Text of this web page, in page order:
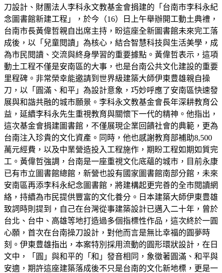
刀設計、財團法人李科永文教基金會捐建的「台南市李科永紀
念圖書館新建工程」，於今（16）日上午舉辦開工動土典禮，
台南市長黃偉哲親自出席主持，盼這座全新圖書館未來完工落
成後，以「兒童閱讀」為核心，結合智慧科技與生活美學，成
為市民閱讀、交流與終身學習的重要據點。黃偉哲表示，這項
動土工程不僅是安南區的大事，也是台南公共文化建設的重要
里程碑。非常榮幸能邀請到世界級建築大師伊東豊雄親自操
刀，以「圓滿、和平」為設計意象，巧妙呼應了安南區快速發
展與和諧共融的城市願景。李科永文教基金會長年深耕教育公
益，延續李科永先生重視教育與關懷下一代的精神。他指出，
這次基金會捐建圖書館，不僅展現企業回饋社會的典範，更為
台南注入珍貴的文化資產。同時，他也感謝教育部補助8,500
萬元經費，以及中業營造投入工程施作，期盼工程如期如質完
工。黃偉哲強調，台南是一座重視文化底蘊的城市，目前永康
已有市立圖書館總館，新營也設有國家圖書館南部分館，未來
安南區再添李科永紀念圖書館，將建構起更完善的全市閱讀網
絡，持續為市民提供豐富的文化養分。日本建築大師伊東豊雄
致詞時則提到，自己在台灣從事建築設計已邁入二十年，曾於
台北、台中、高雄等地打造過多個指標性作品，這次終於一圓
心願，首次在台南操刀設計，對他而言是無比幸福的圓夢時
刻。伊東豊雄指出，本案特別採用流動的圓形環狀設計，在日
文中，「圓」與和平的「和」發音相同，象徵著圓滿、和平與
安適，期許這座建築落成後不只是台南的文化新地標，更是一